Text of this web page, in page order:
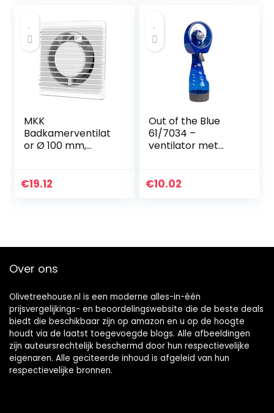
persoonlijke
ventilator op
batterijen voor
thuis/buiten/reize
n/kamperen
MKK
Badkamerventilat
or Ø 100 mm,
energieverbruik,
– 93m³/h
€19.12
Out of the Blue
61/7034 –
ventilator met
kunststof, werkt
€10.02
Over ons
Olivetreehouse.nl is een moderne alles-in-één
prijsvergelijkings- en beoordelingswebsite die de beste deals
biedt die beschikbaar zijn op amazon en u op de hoogte
houdt via de laatst toegevoegde blogs. Alle afbeeldingen
zijn auteursrechtelijk beschermd door hun respectievelijke
eigenaren. Alle geciteerde inhoud is afgeleid van hun
respectievelijke bronnen.